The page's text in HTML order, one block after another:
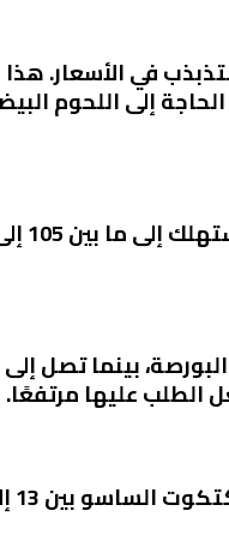
التذبذب في الأسعار. هذا
إلى اللحوم